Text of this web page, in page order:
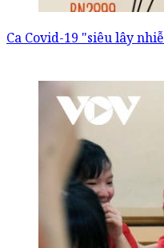
Ca Covid-19 "siêu lây